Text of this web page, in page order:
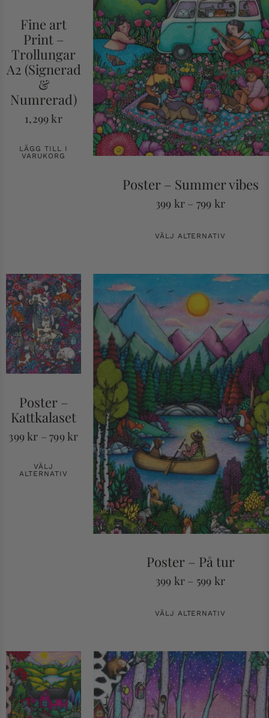
Fine art
Print –
Trollungar
A2 (Signerad
&
Numrerad)
1,299kr
LÄGG TILL I
VARUKORG
Poster – Summer vibes
399 kr – 799 kr
VÄLJ ALTERNATIV
Poster –
Kattkalaset
399kr – 799kr
VÄLJ
ALTERNATIV
Poster – På tur
399 kr – 599 kr
VÄLJ ALTERNATIV